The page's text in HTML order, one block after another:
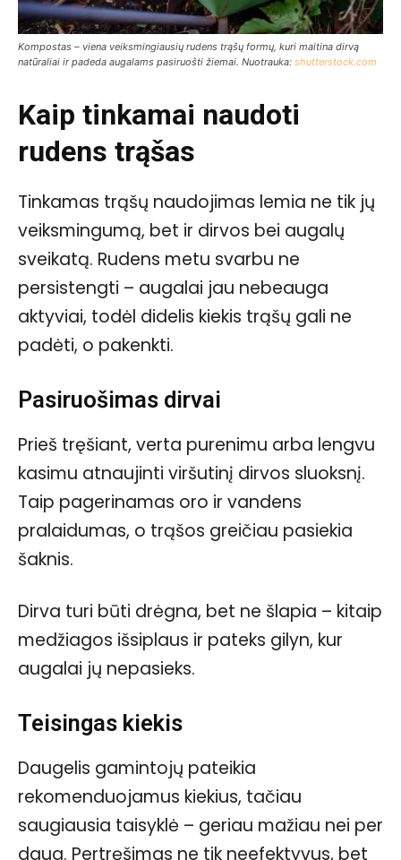
Kompostas – viena veiksmingiausių rudens trąšų formų, kuri maitina dirvą
natūraliai ir padeda augalams pasiruošti žiemai. Nuotrauka: shutterstock.com
Kaip tinkamai naudoti
rudens trąšas
Tinkamas trąšų naudojimas lemia ne tik jų
veiksmingumą, bet ir dirvos bei augalų
sveikatą. Rudens metu svarbu ne
persistengti – augalai jau nebeauga
aktyviai, todėl didelis kiekis trąšų gali ne
padėti, o pakenkti.
Pasiruošimas dirvai
Prieš tręšiant, verta purenimu arba lengvu
kasimu atnaujinti viršutinį dirvos sluoksnį.
Taip pagerinamas oro ir vandens
pralaidumas, o trąšos greičiau pasiekia
šaknis.
Dirva turi būti drėgna, bet ne šlapia – kitaip
medžiagos išsiplaus ir pateks gilyn, kur
augalai jų nepasieks.
Teisingas kiekis
Daugelis gamintojų pateikia
rekomenduojamus kiekius, tačiau
saugiausia taisyklė – geriau mažiau nei per
daug. Pertręšimas ne tik neefektyvus, bet